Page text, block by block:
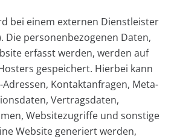
bei einem externen Dienstleister
Die personenbezogenen Daten,
erfasst werden, werden auf
gespeichert. Hierbei kann
Adressen, Kontaktanfragen, Meta-
Vertragsdaten,
Websitezugriffe und sonstige
Website generiert werden,